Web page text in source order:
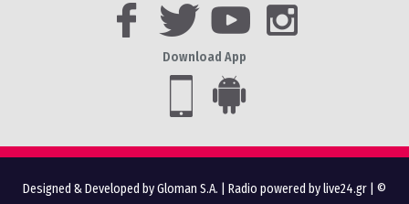
Download App
Designed & Developed by Gloman S.A. Radio powered by live24.gr | ©